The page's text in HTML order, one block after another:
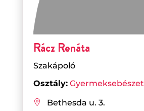
Rácz Renáta
Szakápoló
Osztály: Gyermeksebészet
 Bethesda u. 3.